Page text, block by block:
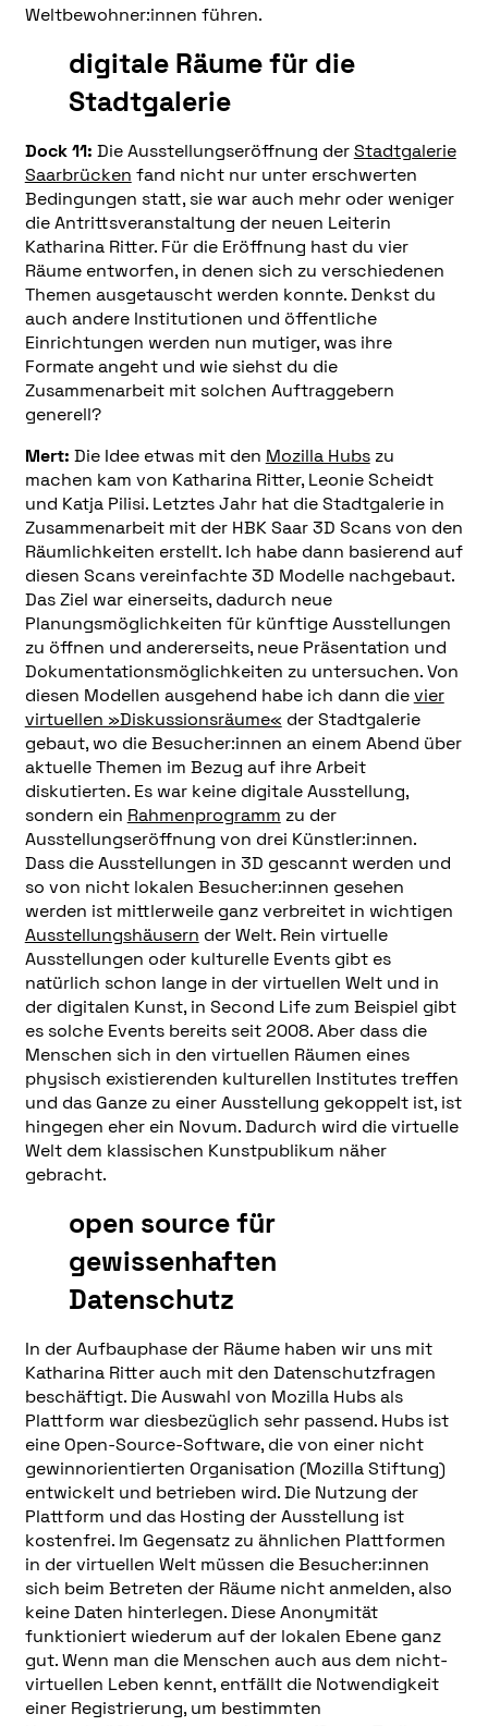
Weltbewohner:innen führen.
digitale Räume für die
Stadtgalerie
Dock 11: Die Ausstellungseröffnung derStadtgalerie
Saarbrücken fand nicht nur unter erschwerten
Bedingungen statt, sie war auch mehr oder weniger
die Antrittsveranstaltung der neuen Leiterin
Katharina Ritter. Für die Eröffnung hast du vier
Räume entworfen, in denen sich zu verschiedenen
Themen ausgetauscht werden konnte. Denkst du
auch andere Institutionen und öffentliche
Einrichtungen werden nun mutiger, was ihre
Formate angeht und wie siehst du die
Zusammenarbeit mit solchen Auftraggebern
generell?
Mert: Die Idee etwas mit den Mozilla Hubszu
machen kam von Katharina Ritter, Leonie Scheidt
und Katja Pilisi. Letztes Jahr hat die Stadtgalerie in
Zusammenarbeit mit der HBK Saar 3D Scans von den
Räumlichkeiten erstellt. Ich habe dann basierend auf
diesen Scans vereinfachte 3D Modelle nachgebaut.
Das Ziel war einerseits, dadurch neue
Planungsmöglichkeiten für künftige Ausstellungen
zu öffnen und andererseits, neue Präsentation und
Dokumentationsmöglichkeiten zu untersuchen. Von
diesen Modellen ausgehend habe ich dann dievier
virtuellen »Diskussionsräume« der Stadtgalerie
gebaut, wo die Besucher:innen an einem Abend über
aktuelle Themen im Bezug auf ihre Arbeit
diskutierten. Es war keine digitale Ausstellung,
sondern ein Rahmenprogramm zu der
Ausstellungseröffnung von drei Künstler:innen.
Dass die Ausstellungen in 3D gescannt werden und
so von nicht lokalen Besucher:innen gesehen
werden ist mittlerweile ganz verbreitet in wichtigen
Ausstellungshäusern der Welt. Rein virtuelle
Ausstellungen oder kulturelle Events gibt es
natürlich schon lange in der virtuellen Welt und in
der digitalen Kunst, in Second Life zum Beispiel gibt
es solche Events bereits seit 2008. Aber dass die
Menschen sich in den virtuellen Räumen eines
physisch existierenden kulturellen Institutes treffen
und das Ganze zu einer Ausstellung gekoppelt ist, ist
hingegen eher ein Novum. Dadurch wird die virtuelle
Welt dem klassischen Kunstpublikum näher
gebracht.
open source für
gewissenhaften
Datenschutz
In der Aufbauphase der Räume haben wir uns mit
Katharina Ritter auch mit den Datenschutzfragen
beschäftigt. Die Auswahl von Mozilla Hubs als
Plattform war diesbezüglich sehr passend. Hubs ist
eine Open-Source-Software, die von einer nicht
gewinnorientierten Organisation (Mozilla Stiftung)
entwickelt und betrieben wird. Die Nutzung der
Plattform und das Hosting der Ausstellung ist
kostenfrei. Im Gegensatz zu ähnlichen Plattformen
in der virtuellen Welt müssen die Besucher:innen
sich beim Betreten der Räume nicht anmelden, also
keine Daten hinterlegen. Diese Anonymität
funktioniert wiederum auf der lokalen Ebene ganz
gut. Wenn man die Menschen auch aus dem nicht-
virtuellen Leben kennt, entfällt die Notwendigkeit
einer Registrierung, um bestimmten